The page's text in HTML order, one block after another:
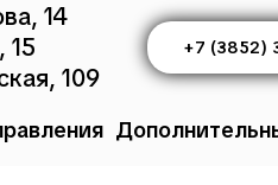
14
15
109
+7 (3852)